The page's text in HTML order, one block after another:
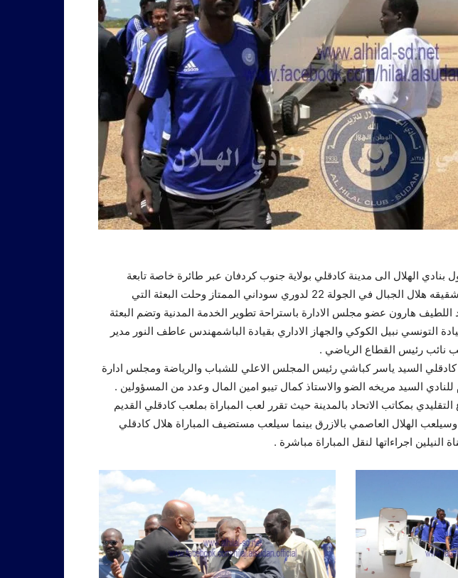
بنادي الهلال الى مدينة كادقلي بولاية جنوب كردفان عبر طائرة خاصة تابعة
لشركة تاركو للطيران لمواجهة شقيقه هلال الجبال في الجولة 22 لدوري سوداني الممتاز وحلت البعثة التي
هارون عضو مجلس الادارة باستراحة تطوير الخدمة المدنية وتضم البعثة
التونسي نبيل الكوكي والجهاز الاداري بقيادة الباشمهندس عاطف النور مدير
نائب رئيس القطاع الرياضي .
كادقلي السيد ياسر كباشي رئيس المجلس الاعلي للشباب والرياضة ومجلس ادارة
للنادي السيد مريخه الضو والاستاذ كمال تيبو امين المال وعدد من المسؤولين .
بمكاتب الاتحاد بالمدينة حيث تقرر لعب المباراة بملعب كادقلي القديم
الهلال العاصمي بالازرق بينما سيلعب مستضيف المباراة هلال كادقلي
اجراءاتها لنقل المباراة مباشرة .